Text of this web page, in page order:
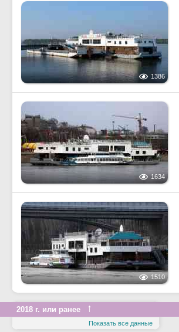
1386
1634
1510
2018 г. или ранее ↑
Показать все данные